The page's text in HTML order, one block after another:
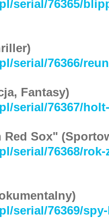
serial/76365/
serial/76366/
Fantasy)
serial/76367/
Sox"
serial/76368/
serial/76369/